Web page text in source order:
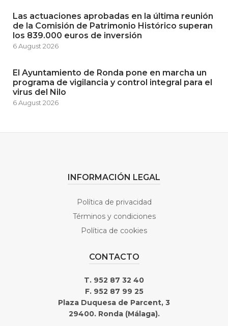
Las actuaciones aprobadas en la última reunión
de la Comisión de Patrimonio Histórico superan
los 839.000 euros de inversión
6 August 2026
El Ayuntamiento de Ronda pone en marcha un
programa de vigilancia y control integral para el
virus del Nilo
6 August 2026
INFORMACIÓN LEGAL
Política de privacidad
Términos y condiciones
Política de cookies
CONTACTO
T. 952 87 32 40
F. 952 87 99 25
Plaza Duquesa de Parcent, 3
29400. Ronda (Málaga).